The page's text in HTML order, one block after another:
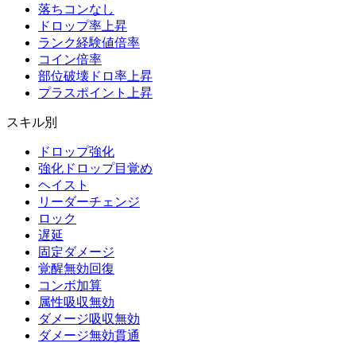
落ちコンなし
ドロップ率上昇
ランク経験値倍率
コイン倍率
部位破壊ドロ率上昇
プラスポイント上昇
スキル別
ドロップ強化
強化ドロップ目覚め
ヘイスト
リーダーチェンジ
ロック
遅延
固定ダメージ
覚醒無効回復
コンボ加算
属性吸収無効
ダメージ吸収無効
ダメージ無効貫通